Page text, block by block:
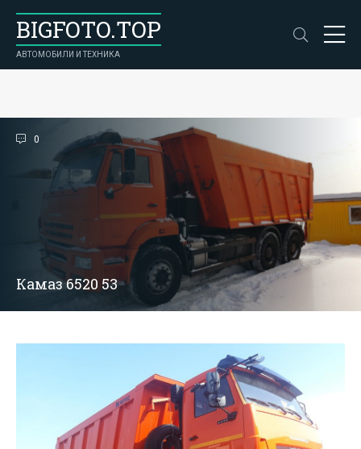
BIGFOTO.TOP
АВТОМОБИЛИ И ТЕХНИКА
0
Камаз 6520 53